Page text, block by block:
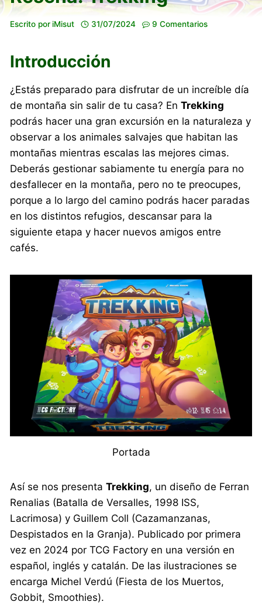
Escrito por iMisut 31/07/2024 9 Comentarios
Introducción
¿Estás preparado para disfrutar de un increíble día
de montaña sin salir de tu casa? EnTrekking
podrás hacer una gran excursión en la naturaleza y
observar a los animales salvajes que habitan las
montañas mientras escalas las mejores cimas.
Deberás gestionar sabiamente tu energía para no
desfallecer en la montaña, pero no te preocupes,
porque a lo largo del camino podrás hacer paradas
en los distintos refugios, descansar para la
siguiente etapa y hacer nuevos amigos entre
cafés.
Portada
Así se nos presentaTrekking, un diseño de Ferran
Renalias (Batalla de Versalles, 1998 ISS,
Lacrimosa) y Guillem Coll (Cazamanzanas,
Despistados en la Granja). Publicado por primera
vez en 2024 por TCG Factory en una versión en
español, inglés y catalán. De las ilustraciones se
encarga Michel Verdú (Fiesta de los Muertos,
Gobbit, Smoothies).